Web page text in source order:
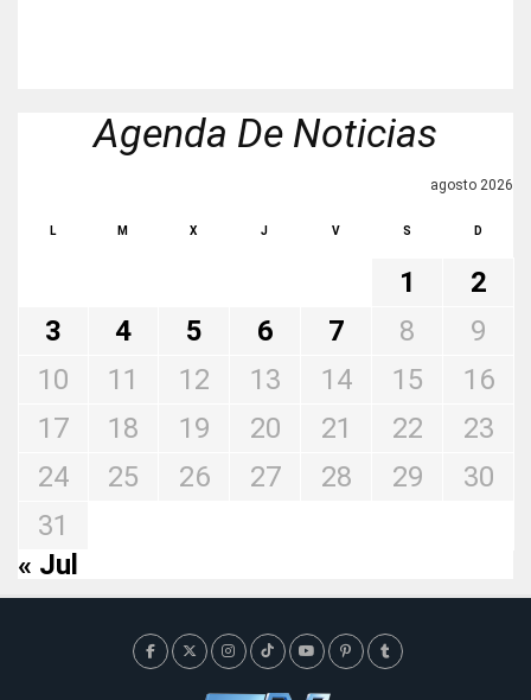
Agenda De Noticias
agosto 2026
L M X J V S D
1
2
3
4 5 6 7 8
9
10
11 12 13 14 15
16
17
18 19 20 21 22
23
24
25 26 27 28 29
30
31
« Jul